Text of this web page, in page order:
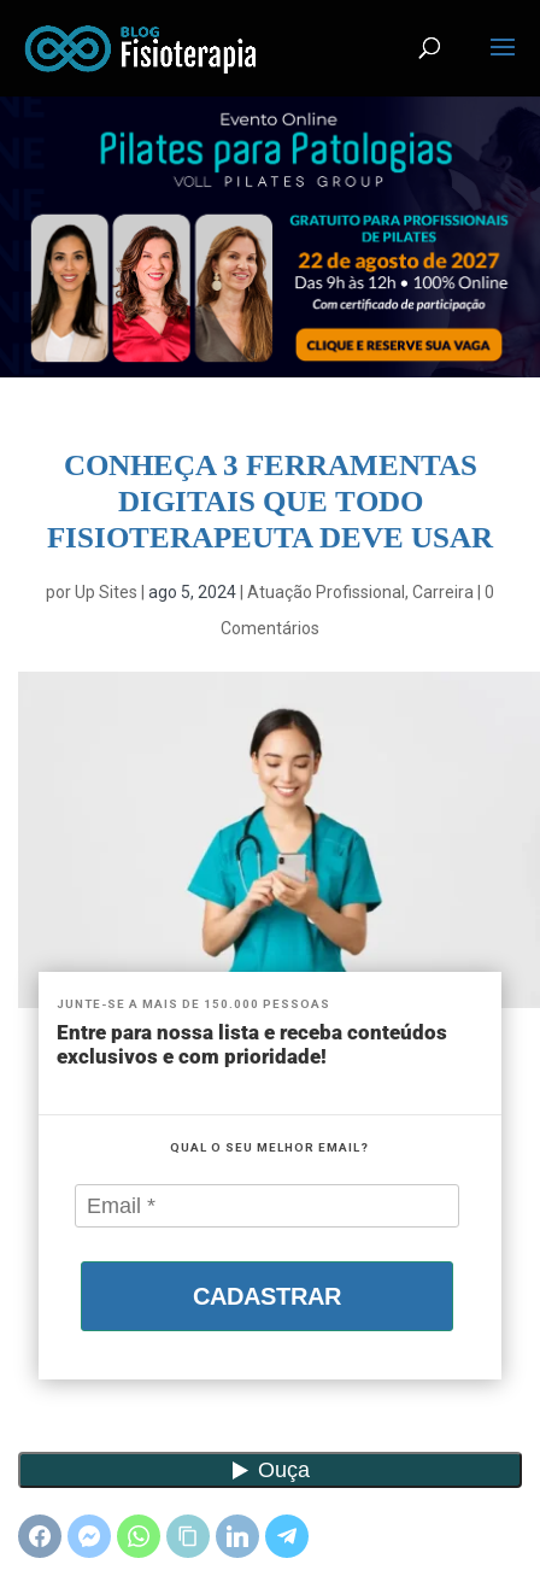
CONHEÇA 3 FERRAMENTAS
DIGITAIS QUE TODO
FISIOTERAPEUTA DEVE USAR
porUp Sites ago 5, 2024 Atuação Profissional, Carreira 0
Comentários
JUNTE-SE A MAIS DE 150.000 PESSOAS
Entre para nossa lista e receba conteúdos
exclusivos e com prioridade!
QUAL O SEU MELHOR EMAIL?
CADASTRAR